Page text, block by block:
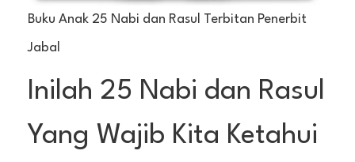
Buku Anak 25 Nabi dan Rasul Terbitan Penerbit
Jabal
Inilah 25 Nabi dan Rasul
Yang Wajib Kita Ketahui